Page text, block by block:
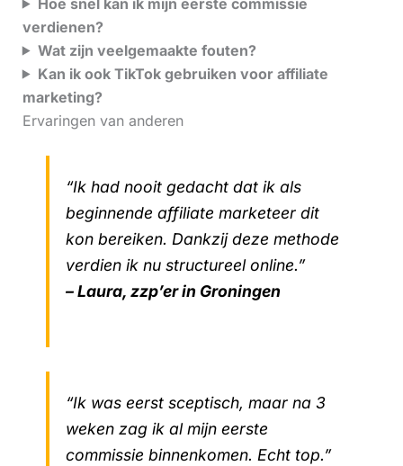
verdienen?
Wat zijn veelgemaakte fouten?
Kan ik ook TikTok gebruiken voor affiliate
marketing?
Ervaringen van anderen
“Ik had nooit gedacht dat ik als
beginnende affiliate marketeer dit
kon bereiken. Dankzij deze methode
verdien ik nu structureel online.”
– Laura, zzp’er in Groningen
“Ik was eerst sceptisch, maar na 3
weken zag ik al mijn eerste
commissie binnenkomen. Echt top.”